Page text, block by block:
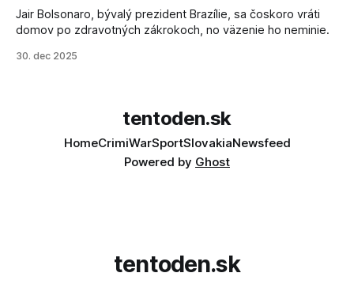
Jair Bolsonaro, bývalý prezident Brazílie, sa čoskoro vráti
domov po zdravotných zákrokoch, no väzenie ho neminie.
30. dec 2025
tentoden.sk
HomeCrimiWarSportSlovakiaNewsfeed
Powered by Ghost
tentoden.sk